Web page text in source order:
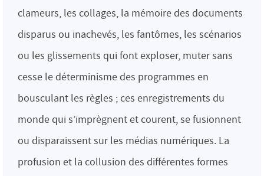
clameurs, les collages, la mémoire des documents
disparus ou inachevés, les fantômes, les scénarios
ou les glissements qui font exploser, muter sans
cesse le déterminisme des programmes en
bousculant les règles ; ces enregistrements du
monde qui s’imprègnent et courent, se fusionnent
ou disparaissent sur les médias numériques. La
profusion et la collusion des différentes formes